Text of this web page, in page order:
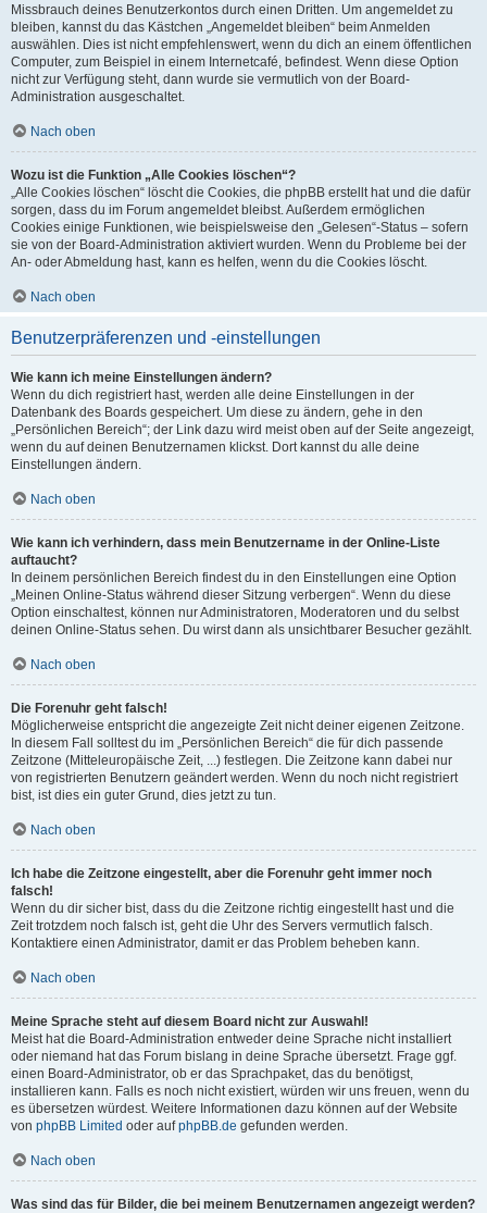
Missbrauch deines Benutzerkontos durch einen Dritten. Um angemeldet zu
bleiben, kannst du das Kästchen „Angemeldet bleiben“ beim Anmelden
auswählen. Dies ist nicht empfehlenswert, wenn du dich an einem öffentlichen
Computer, zum Beispiel in einem Internetcafé, befindest. Wenn diese Option
nicht zur Verfügung steht, dann wurde sie vermutlich von der Board-
Administration ausgeschaltet.
Nach oben
Wozu ist die Funktion „Alle Cookies löschen“?
„Alle Cookies löschen“ löscht die Cookies, die phpBB erstellt hat und die dafür
sorgen, dass du im Forum angemeldet bleibst. Außerdem ermöglichen
Cookies einige Funktionen, wie beispielsweise den „Gelesen“-Status – sofern
sie von der Board-Administration aktiviert wurden. Wenn du Probleme bei der
An- oder Abmeldung hast, kann es helfen, wenn du die Cookies löscht.
Nach oben
Benutzerpräferenzen und -einstellungen
Wie kann ich meine Einstellungen ändern?
Wenn du dich registriert hast, werden alle deine Einstellungen in der
Datenbank des Boards gespeichert. Um diese zu ändern, gehe in den
„Persönlichen Bereich“; der Link dazu wird meist oben auf der Seite angezeigt,
wenn du auf deinen Benutzernamen klickst. Dort kannst du alle deine
Einstellungen ändern.
Nach oben
Wie kann ich verhindern, dass mein Benutzername in der Online-Liste
auftaucht?
In deinem persönlichen Bereich findest du in den Einstellungen eine Option
„Meinen Online-Status während dieser Sitzung verbergen“. Wenn du diese
Option einschaltest, können nur Administratoren, Moderatoren und du selbst
deinen Online-Status sehen. Du wirst dann als unsichtbarer Besucher gezählt.
Nach oben
Die Forenuhr geht falsch!
Möglicherweise entspricht die angezeigte Zeit nicht deiner eigenen Zeitzone.
In diesem Fall solltest du im „Persönlichen Bereich“ die für dich passende
Zeitzone (Mitteleuropäische Zeit, ...) festlegen. Die Zeitzone kann dabei nur
von registrierten Benutzern geändert werden. Wenn du noch nicht registriert
bist, ist dies ein guter Grund, dies jetzt zu tun.
Nach oben
Ich habe die Zeitzone eingestellt, aber die Forenuhr geht immer noch
falsch!
Wenn du dir sicher bist, dass du die Zeitzone richtig eingestellt hast und die
Zeit trotzdem noch falsch ist, geht die Uhr des Servers vermutlich falsch.
Kontaktiere einen Administrator, damit er das Problem beheben kann.
Nach oben
Meine Sprache steht auf diesem Board nicht zur Auswahl!
Meist hat die Board-Administration entweder deine Sprache nicht installiert
oder niemand hat das Forum bislang in deine Sprache übersetzt. Frage ggf.
einen Board-Administrator, ob er das Sprachpaket, das du benötigst,
installieren kann. Falls es noch nicht existiert, würden wir uns freuen, wenn du
es übersetzen würdest. Weitere Informationen dazu können auf der Website
von phpBB Limited oder aufphpBB.de gefunden werden.
Nach oben
Was sind das für Bilder, die bei meinem Benutzernamen angezeigt werden?